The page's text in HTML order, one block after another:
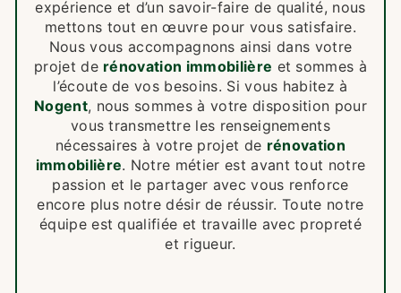
expérience et d’un savoir-faire de qualité, nous
mettons tout en œuvre pour vous satisfaire.
Nous vous accompagnons ainsi dans votre
projet de rénovation immobilière et sommes à
l’écoute de vos besoins. Si vous habitez à
Nogent, nous sommes à votre disposition pour
vous transmettre les renseignements
nécessaires à votre projet de rénovation
immobilière. Notre métier est avant tout notre
passion et le partager avec vous renforce
encore plus notre désir de réussir. Toute notre
équipe est qualifiée et travaille avec propreté
et rigueur.